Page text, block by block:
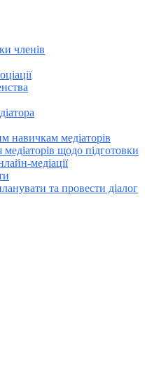
членів
навичкам медіаторів
медіаторів щодо підготовки
медіації
та провести діалог